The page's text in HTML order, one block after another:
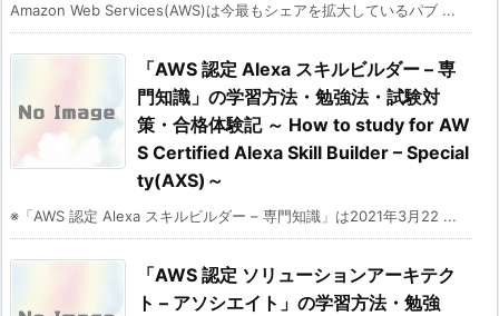
Amazon Web Services(AWS)は今最もシェアを拡大しているパブ ...
「AWS 認定 Alexa スキルビルダー – 専
門知識」の学習方法・勉強法・試験対
策・合格体験記 ～ How to study for AW
S Certified Alexa Skill Builder – Special
ty(AXS)～
※「AWS 認定 Alexa スキルビルダー – 専門知識」は2021年3月22 ...
「AWS 認定 ソリューションアーキテク
ト – アソシエイト」の学習方法・勉強